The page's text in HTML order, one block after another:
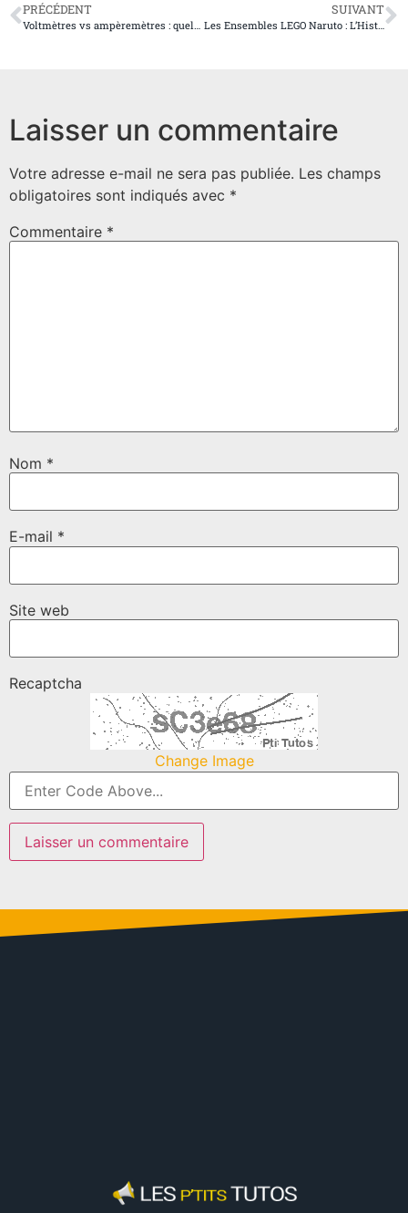
PRÉCÉDENT SUIVANT
Les Ensembles LEGO Naruto : L’Histoire derrière Chaque Construction
Laisser un commentaire
Votre adresse e-mail ne sera pas publiée. Les champs
obligatoires sont indiqués avec *
Commentaire *
Nom *
E-mail *
Site web
Recaptcha
Change Image